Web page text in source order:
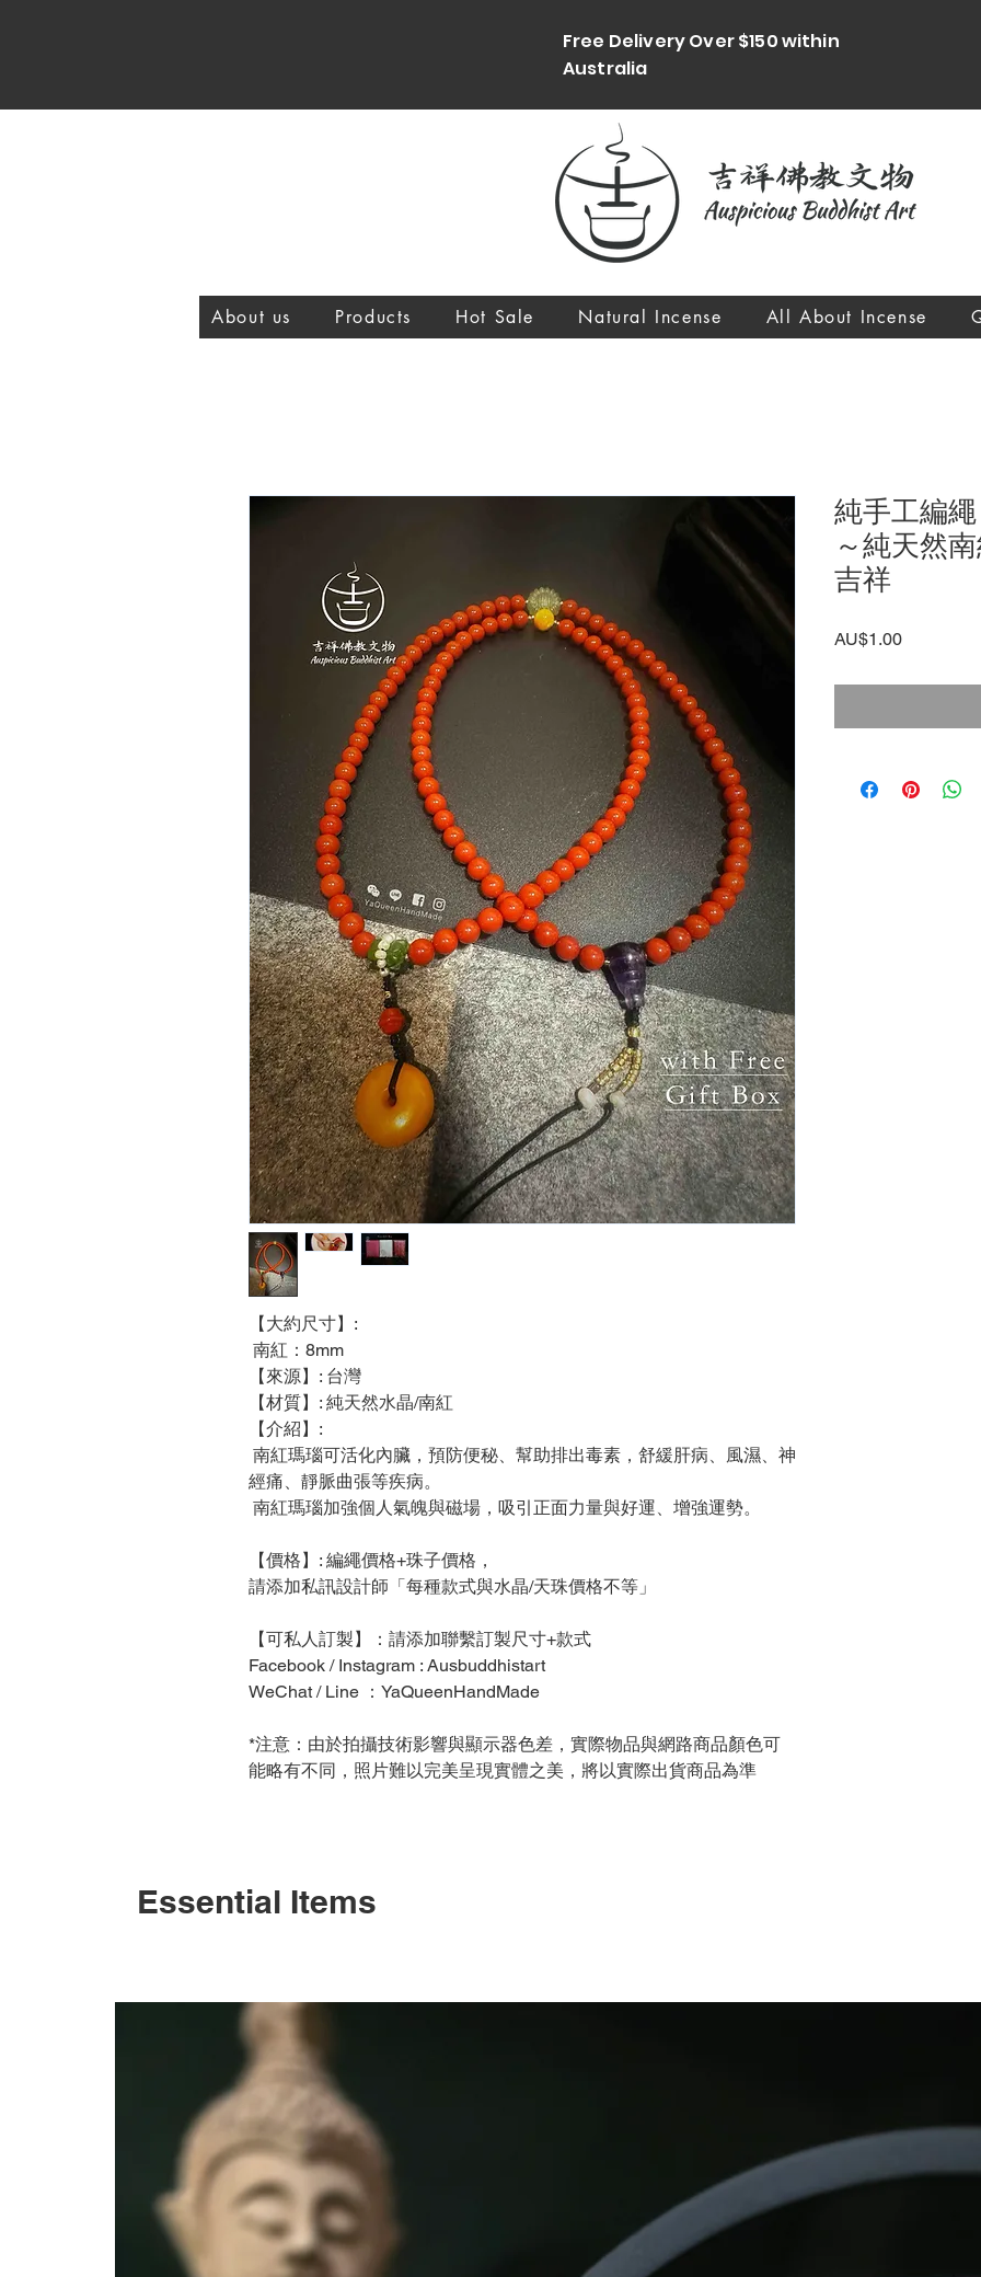
Free Delivery Over $150 within
Australia
About us Products Hot Sale Natural Incense All About Incense
【大約尺寸】:
南紅：8mm
【來源】: 台灣
【材質】: 純天然水晶/南紅
【介紹】:
南紅瑪瑙可活化內臟，預防便秘、幫助排出毒素，舒緩肝病、風濕、神
經痛、靜脈曲張等疾病。
南紅瑪瑙加強個人氣魄與磁場，吸引正面力量與好運、增強運勢。
【價格】: 編繩價格+珠子價格，
請添加私訊設計師「每種款式與水晶/天珠價格不等」
【可私人訂製】：請添加聯繫訂製尺寸+款式
Facebook / Instagram : Ausbuddhistart
WeChat / Line ：YaQueenHandMade
*注意：由於拍攝技術影響與顯示器色差，實際物品與網路商品顏色可
能略有不同，照片難以完美呈現實體之美，將以實際出貨商品為準
純手工編
～純天然
吉祥
AU$1.00價
Essential Items